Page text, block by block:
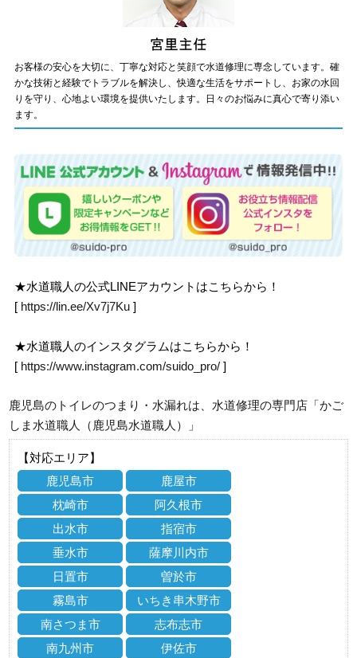
お客様の安心を大切に、丁寧な対応と笑顔で水道修理に専念しています。確
かな技術と経験でトラブルを解決し、快適な生活をサポートし、お家の水回
りを守り、心地よい環境を提供いたします。日々のお悩みに真心で寄り添い
ます。
★水道職人の公式LINEアカウントはこちらから！
[ https://lin.ee/Xv7j7Ku ]
★水道職人のインスタグラムはこちらから！
[ https://www.instagram.com/suido_pro/ ]
鹿児島のトイレのつまり・水漏れは、水道修理の専門店「かご
しま水道職人（鹿児島水道職人）」
【対応エリア】
鹿児島市
鹿屋市
枕崎市
阿久根市
出水市
指宿市
垂水市
薩摩川内市
日置市
曽於市
霧島市
いちき串木野市
南さつま市
志布志市
南九州市
伊佐市